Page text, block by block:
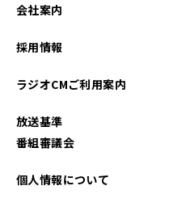
会社案内
採用情報
ラジオCMご利用案内
放送基準
番組審議会
個人情報について